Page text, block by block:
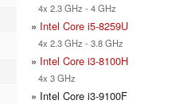
4x 2.3 GHz - 4 GHz
» Intel Core i5-8259U
4x 2.3 GHz - 3.8 GHz
» Intel Core i3-8100H
4x 3 GHz
» Intel Core i3-9100F